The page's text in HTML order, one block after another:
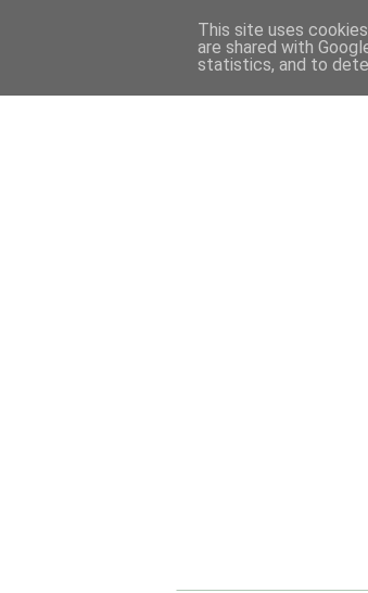
This site uses
are shared with
statistics, and to